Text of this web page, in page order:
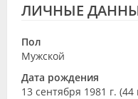
Специалисты
Галерея
ЛИЧНЫЕ
Пол
Мужской
Дата рождения
13 сентября 1981 г. (44